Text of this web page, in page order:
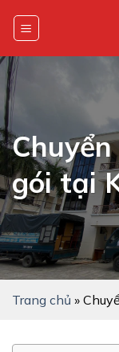
gói tại
Trang chủ »